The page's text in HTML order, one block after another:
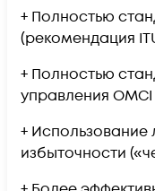
+ Полностью
(рекомендация
+ Полностью
управления
+ Использование
избыточности